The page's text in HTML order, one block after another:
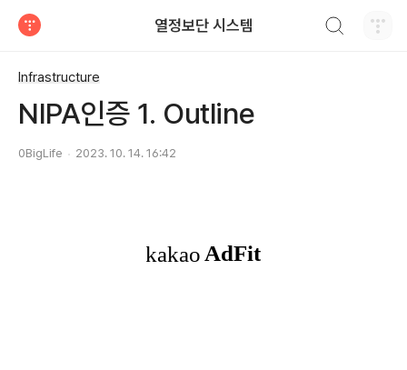
열정보단 시스템
Infrastructure
NIPA인증 1. Outline
0BigLife 2023. 10. 14. 16:42